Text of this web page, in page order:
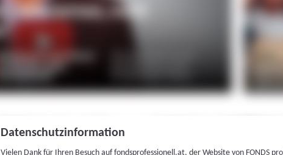
Datenschutzinformation
Vielen Dank für Ihren Besuch auf fondsprofessionell.at, der Website von FONDS